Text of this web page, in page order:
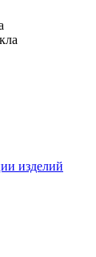
изделий